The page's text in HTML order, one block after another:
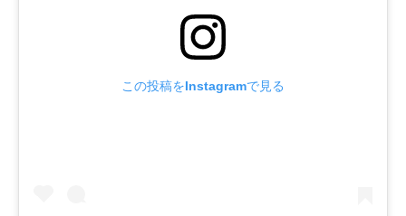
この投稿をInstagramで見る